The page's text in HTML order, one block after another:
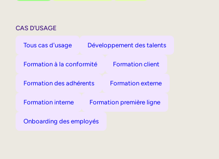
CAS D’USAGE
Tous cas d'usage Développement des talents
Formation à la conformité Formation client
Formation des adhérents Formation externe
Formation interne Formation première ligne
Onboarding des employés